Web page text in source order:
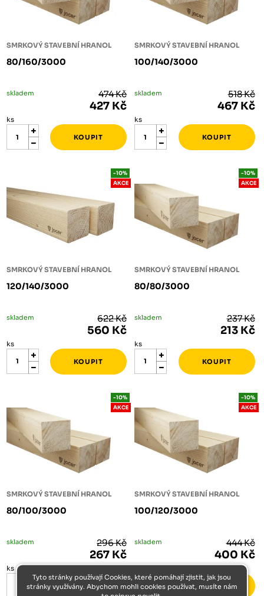
SMRKOVÝ STAVEBNÍ HRANOL
80/160/3000
skladem 474 Kč
427 Kč
ks
SMRKOVÝ STAVEBNÍ HRANOL
100/140/3000
skladem 518 Kč
467 Kč
ks
SMRKOVÝ STAVEBNÍ HRANOL
120/140/3000
-10%
AKCE
skladem 622 Kč
560 Kč
ks
SMRKOVÝ STAVEBNÍ HRANOL
80/80/3000
-10%
AKCE
skladem 237 Kč
213 Kč
ks
SMRKOVÝ STAVEBNÍ HRANOL
80/100/3000
-10%
AKCE
skladem 296 Kč
267 Kč
ks
SMRKOVÝ STAVEBNÍ HRANOL
100/120/3000
-10%
AKCE
skladem 444 Kč
400 Kč
ks
Tyto stránky používají Cookies, které pomáhají zjistit, jak jsou
stránky využívány. Abychom mohli cookies používat, musíte nám